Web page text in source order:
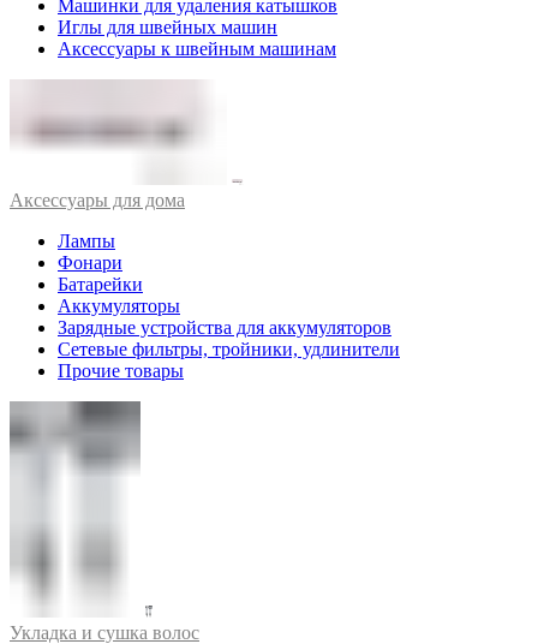
Машинки для удаления катышков
Иглы для швейных машин
Аксессуары к швейным машинам
Аксессуары для дома
Лампы
Фонари
Батарейки
Аккумуляторы
Зарядные устройства для аккумуляторов
Сетевые фильтры, тройники, удлинители
Прочие товары
Укладка и сушка волос